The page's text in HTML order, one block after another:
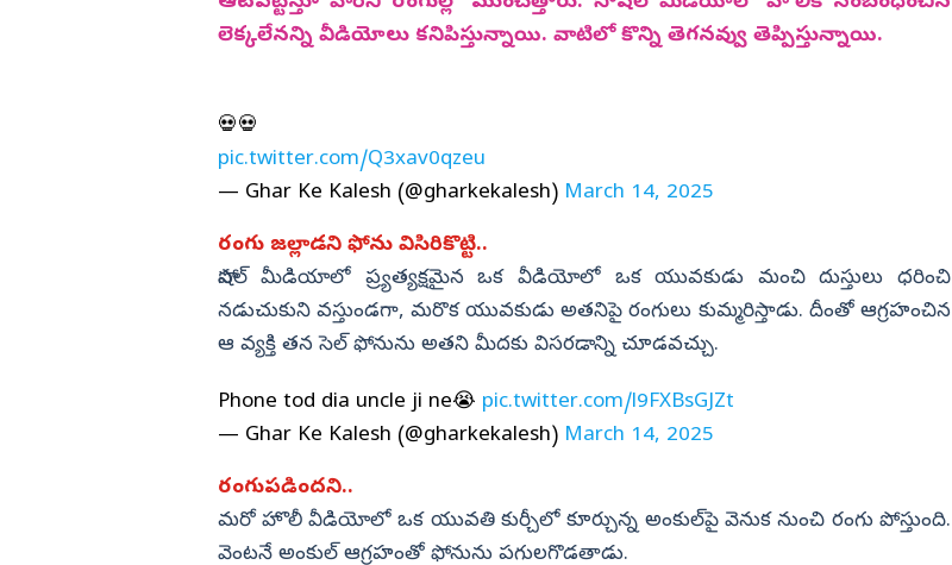
విజయనగరం
ఏలూరు
వైఎస్సార్
అన్నమయ్య
నిజామాబాద్
వరంగల్
జనగాం
జయశంకర్
మహబూబాబాద్
ములుగు
లెక్కలేనన్ని వీడియోలు కనిపిస్తున్నాయి. వాటిలో కొన్ని తెగనవ్వు తెప్పిస్తున్నాయి.
💀💀
pic.twitter.com/Q3xav0qzeu
— Ghar Ke Kalesh (@gharkekalesh) March 14, 2025
రంగు జల్లాడని ఫోను విసిరికొట్టి..
సోషల్‌ మీడియాలో ప్ర్యత్యక్షమైన ఒక వీడియోలో ఒక యువకుడు మంచి దుస్తులు ధరించి
నడుచుకుని వస్తుండగా, మరొక యువకుడు అతనిపై రంగులు కుమ్మరిస్తాడు. దీంతో ఆగ్రహంచిన
ఆ వ్యక్తి తన సెల్‌ ఫోనును అతని మీదకు విసరడాన్ని చూడవచ్చు.
Phone tod dia uncle ji ne😭 pic.twitter.com/l9FXBsGJZt
— Ghar Ke Kalesh (@gharkekalesh) March 14, 2025
రంగుపడిందని..
మరో హొలీ వీడియోలో ఒక యువతి కుర్చీలో కూర్చున్న అంకుల్‌పై వెనుక నుంచి రంగు పోస్తుంది.
వెంటనే అంకుల్‌ ఆగ్రహంతో ఫోనును పగులగొడతాడు.